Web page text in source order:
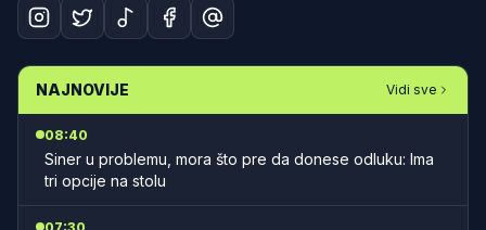
NAJNOVIJE Vidi sve
08:40
Siner u problemu, mora što pre da donese odluku: Ima
tri opcije na stolu